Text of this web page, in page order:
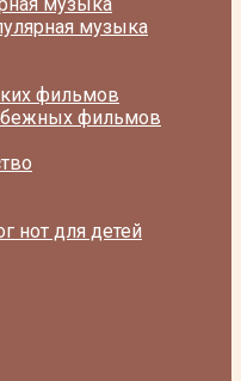
музыка
фильмов
фильмов
нот для детей